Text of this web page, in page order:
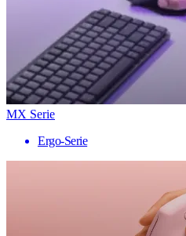
MX Serie
Ergo-Serie